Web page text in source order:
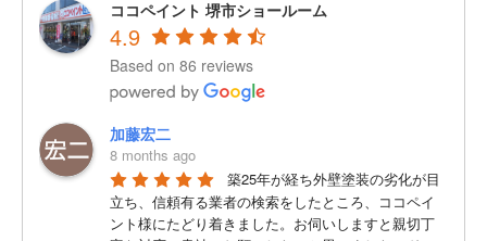
ココペイント 堺市ショールーム
4.9
Based on 86 reviews
加藤宏二
8 months ago
築25年が経ち外壁塗装の劣化が目
立ち、信頼有る業者の検索をしたところ、ココペイ
ント様にたどり着きました。お伺いしますと親切丁